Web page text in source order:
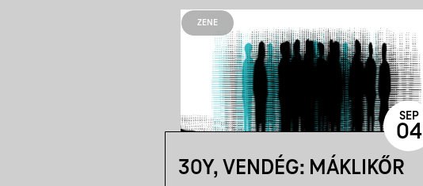
ZENE
30Y, VENDÉG: MÁKLIKŐR
SEP
04